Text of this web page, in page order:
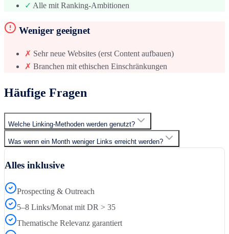
✓ Alle mit Ranking-Ambitionen
Weniger geeignet
✗ Sehr neue Websites (erst Content aufbauen)
✗ Branchen mit ethischen Einschränkungen
Häufige Fragen
Welche Linking-Methoden werden genutzt?
Was wenn ein Month weniger Links erreicht werden?
Alles inklusive
Prospecting & Outreach
5–8 Links/Monat mit DR > 35
Thematische Relevanz garantiert